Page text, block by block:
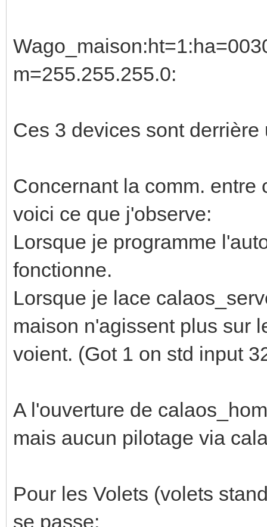
m=255.255.255.0:
Ces 3 devices sont derrière
Concernant la comm. entre
voici ce que j'observe:
Lorsque je programme
fonctionne.
Lorsque je lace
maison n'agissent plus sur
voient. (Got 1 on std input
A l'ouverture de
mais aucun pilotage via
Pour les Volets (volets
se passe: